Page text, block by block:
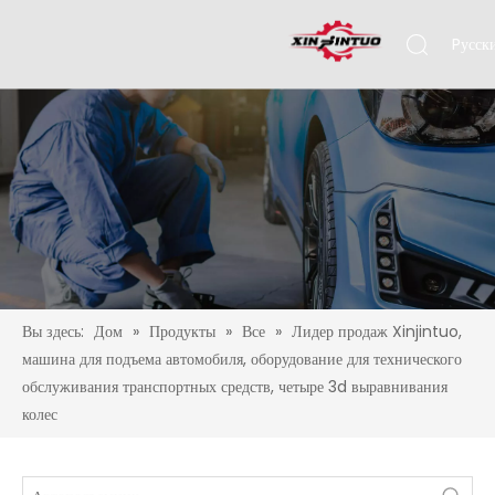
Вы здесь: Дом » Продукты » Все » Лидер продаж Xinjintuo,
машина для подъема автомобиля, оборудование для технического
обслуживания транспортных средств, четыре 3d выравнивания
колес